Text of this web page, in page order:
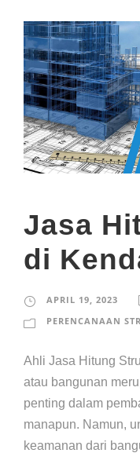
Jasa
di
APRIL 19, 2023
PERENCANAAN
Ahli Jasa Hitung
atau bangunan
penting dalam
manapun. Namun,
keamanan dari